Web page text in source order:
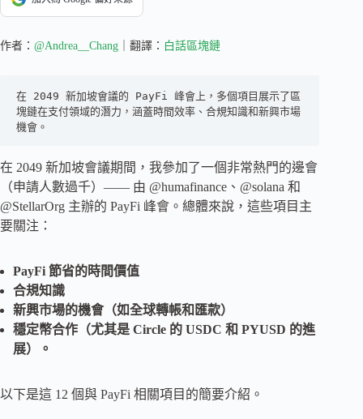
作者： @Andrea__Chang ｜翻譯： 白話區塊鏈
在 2049 新加坡會議的 PayFi 峰會上，多個項目展示了區
塊鏈在支付領域的潛力，涵蓋時間效率、合規知識和新興市場
機會。
在 2049 新加坡會議期間，我參加了一個非常熱門的邊會
（申請人數過千）—— 由 @humafinance、@solana 和
@StellarOrg 主辦的 PayFi 峰會。總體來說，這些項目主
要關注：
PayFi 節省的時間價值
合規知識
新興市場的機會（如全球轉帳和匯款）
穩定幣合作（尤其是 Circle 的 USDC 和 PYUSD 的進
展）。
以下是這 12 個與 PayFi 相關項目的簡要介紹。